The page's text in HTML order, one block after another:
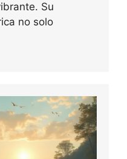
Su
no solo